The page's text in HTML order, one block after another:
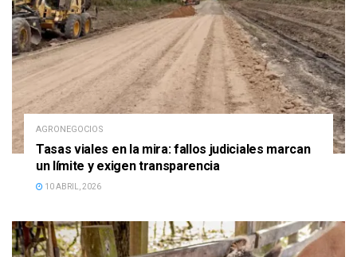
AGRONEGOCIOS
Tasas viales en la mira: fallos judiciales marcan
un límite y exigen transparencia
10 ABRIL, 2026